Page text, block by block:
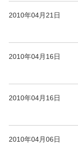
2010年04月21日
2010年04月16日
2010年04月16日
2010年04月06日